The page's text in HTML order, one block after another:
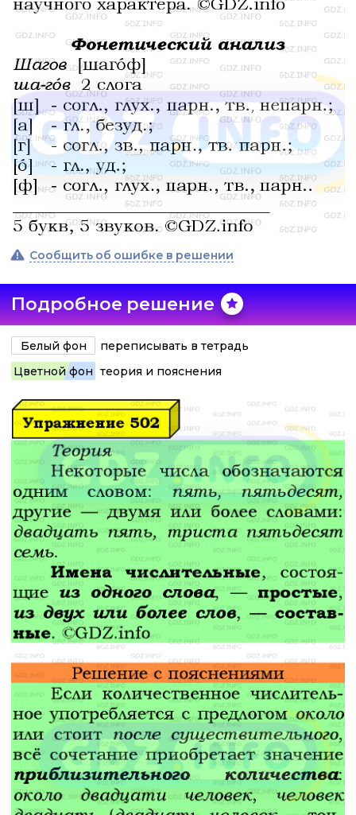
Сообщить об ошибке в решении
Подробное решение
Белый фон
переписывать в тетрадь
Цветной фон теория и пояснения